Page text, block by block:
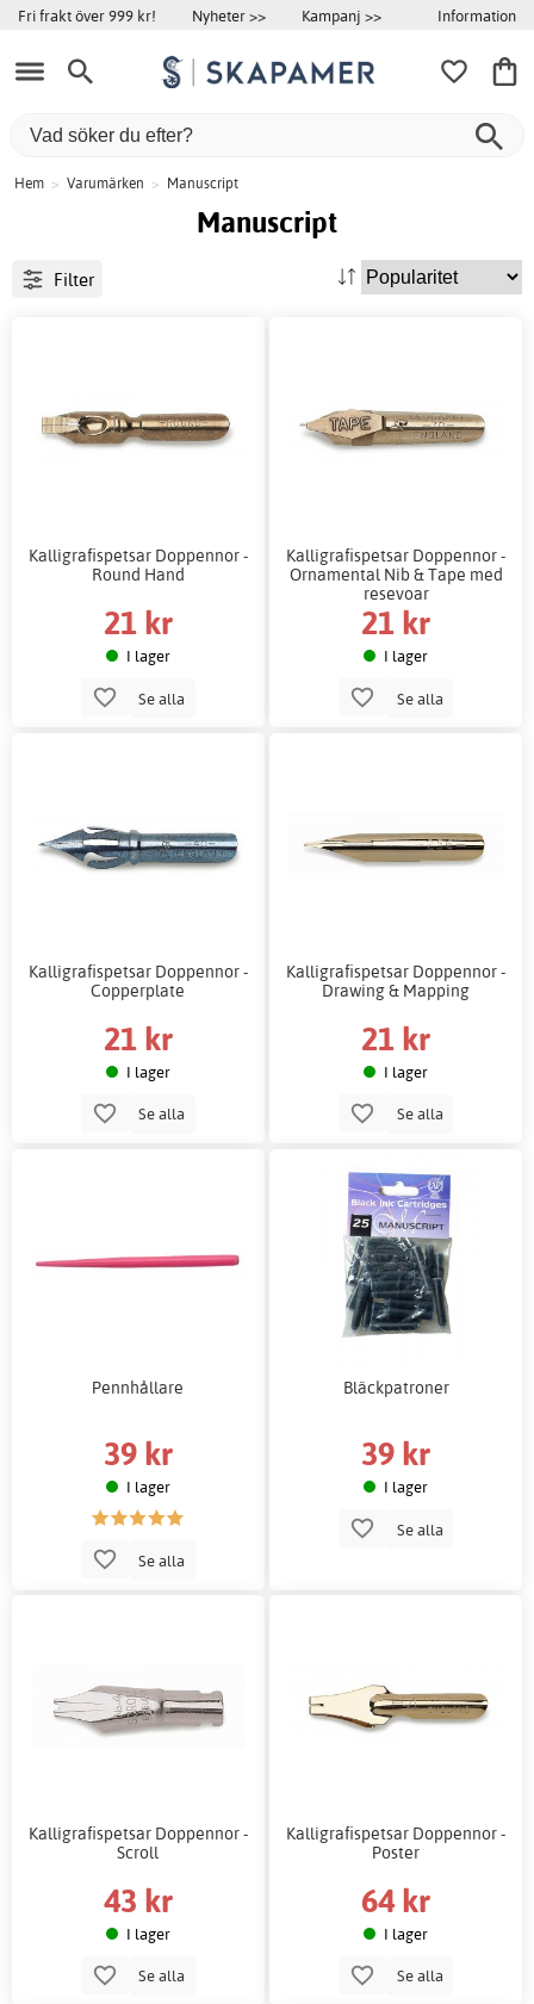
Fri frakt över 999 kr! Nyheter >> Kampanj >> Information
Hem > Varumärken > Manuscript
Manuscript
Filter
Kalligrafispetsar Doppennor -
Round Hand
21 kr
I lager
Se alla
Kalligrafispetsar Doppennor -
Ornamental Nib & Tape med
resevoar
21 kr
I lager
Se alla
Kalligrafispetsar Doppennor -
Copperplate
21 kr
I lager
Se alla
Kalligrafispetsar Doppennor -
Drawing & Mapping
21 kr
I lager
Se alla
Pennhållare
39 kr
I lager
Se alla
Bläckpatroner
39 kr
I lager
Se alla
Kalligrafispetsar Doppennor -
Scroll
43 kr
I lager
Se alla
Kalligrafispetsar Doppennor -
Poster
64 kr
I lager
Se alla